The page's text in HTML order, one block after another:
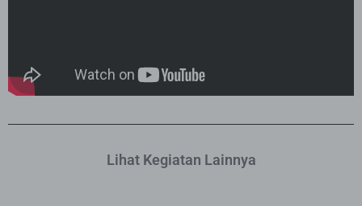
Lihat Kegiatan Lainnya